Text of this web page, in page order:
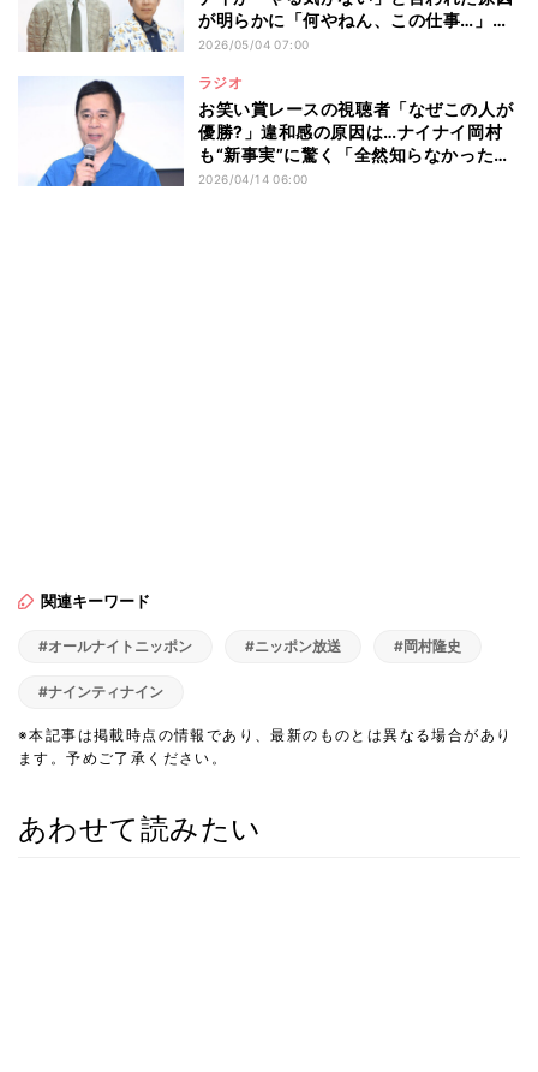
が明らかに「何やねん、この仕事…」
「困ってた」
2026/05/04 07:00
ラジオ
お笑い賞レースの視聴者「なぜこの人が
優勝?」違和感の原因は…ナイナイ岡村
も“新事実”に驚く「全然知らなかった」
「なるほどなと思った」
2026/04/14 06:00
関連キーワード
#オールナイトニッポン #ニッポン放送 #岡村隆史
#ナインティナイン
※本記事は掲載時点の情報であり、最新のものとは異なる場合があり
ます。予めご了承ください。
あわせて読みたい